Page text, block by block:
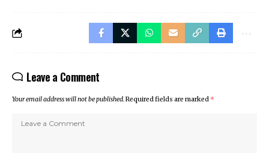
Leave a Comment
Your email address will not be published.Required fields are marked *